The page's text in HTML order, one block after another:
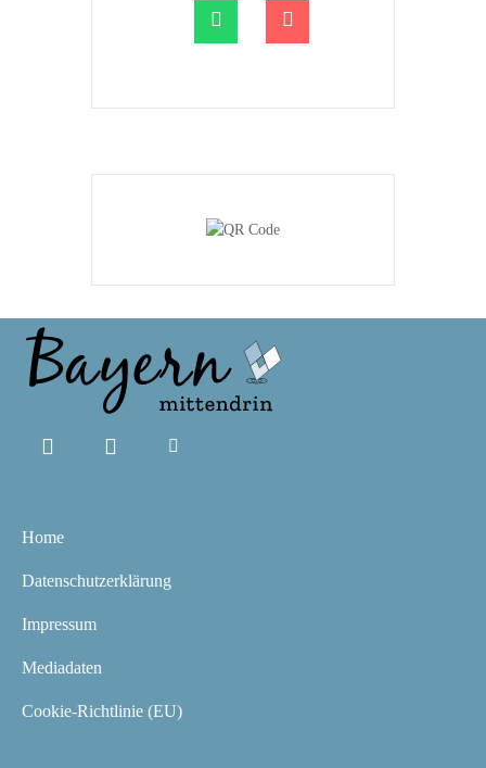
Home
Datenschutzerklärung
Impressum
Mediadaten
Cookie-Richtlinie (EU)